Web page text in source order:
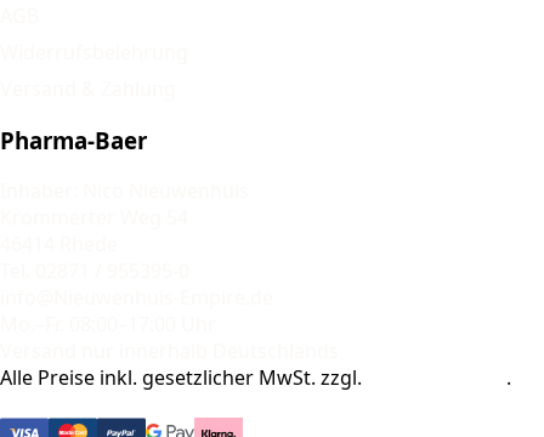
Pharma-Baer
Alle Preise inkl. gesetzlicher MwSt. zzgl.
.